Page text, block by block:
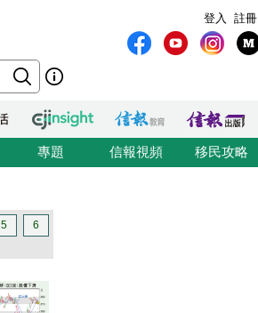
註冊
登入
專題 信報視頻 移民攻略
5 6